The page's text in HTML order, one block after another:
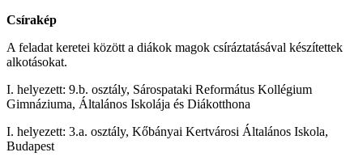
Csírakép
A feladat keretei között a diákok magok csíráztatásával készítettek
alkotásokat.
I. helyezett: 9.b. osztály, Sárospataki Református Kollégium
Gimnáziuma, Általános Iskolája és Diákotthona
I. helyezett: 3.a. osztály, Kőbányai Kertvárosi Általános Iskola,
Budapest